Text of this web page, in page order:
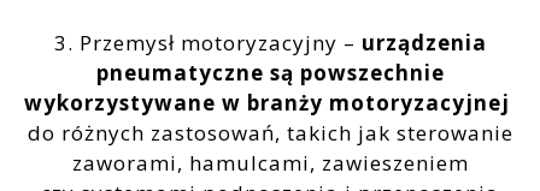
3. Przemysł motoryzacyjny – urządzenia
pneumatyczne są powszechnie
wykorzystywane w branży motoryzacyjnej
do różnych zastosowań, takich jak sterowanie
zaworami, hamulcami, zawieszeniem